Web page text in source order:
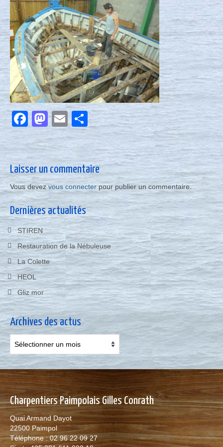
Nous contacter
Actualités
Facebook
Mastodon
EmailPartager
Laisser un commentaire
Vous devezvous connecter pour publier un commentaire.
Dernières actualités
STIREN
Restauration de la Nébuleuse
La Colette
HEOL
Gliz mor
Archives des actus
Archives
des
Charpentiers Paimpolais Gilles Conrath
Quai Armand Dayot
22500 Paimpol
Téléphone : 02 96 22 09 27